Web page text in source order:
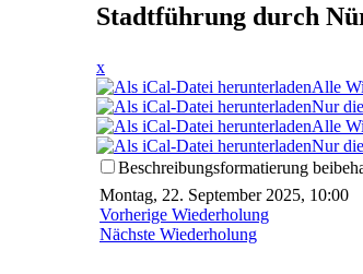
Stadtführung durch
x
Alle
Nur
Alle
Nur
Beschreibungsformatierung
Montag, 22. September 2025, 10:00
Vorherige Wiederholung
Nächste Wiederholung